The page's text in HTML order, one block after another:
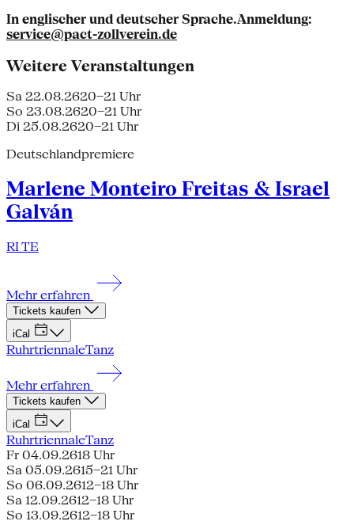
In englischer und deutscher Sprache.Anmeldung:
service@pact-zollverein.de
Weitere Veranstaltungen
Sa 22.08.2620–21 Uhr
So 23.08.2620–21 Uhr
Di 25.08.2620–21 Uhr
Deutschlandpremiere
Marlene Monteiro Freitas & Israel
Galván
RI TE
Mehr erfahren
Tickets kaufen
iCal
RuhrtriennaleTanz
Mehr erfahren
Tickets kaufen
iCal
RuhrtriennaleTanz
Fr 04.09.2618 Uhr
Sa 05.09.2615–21 Uhr
So 06.09.2612–18 Uhr
Sa 12.09.2612–18 Uhr
So 13.09.2612–18 Uhr